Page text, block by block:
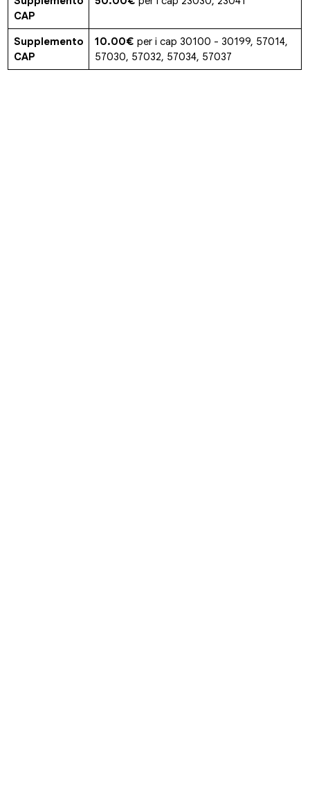
CAP
Supplemento
CAP
10.00€ per i cap 30100 - 30199, 57014,
57030, 57032, 57034, 57037